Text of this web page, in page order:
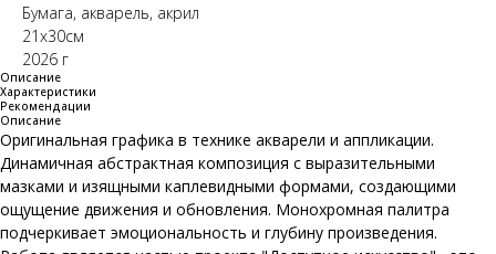
Бумага, акварель, акрил
21х30см
2026 г
Описание
Характеристики
Рекомендации
Описание
Оригинальная графика в технике акварели и аппликации.
Динамичная абстрактная композиция с выразительными
мазками и изящными каплевидными формами, создающими
ощущение движения и обновления. Монохромная палитра
подчеркивает эмоциональность и глубину произведения.